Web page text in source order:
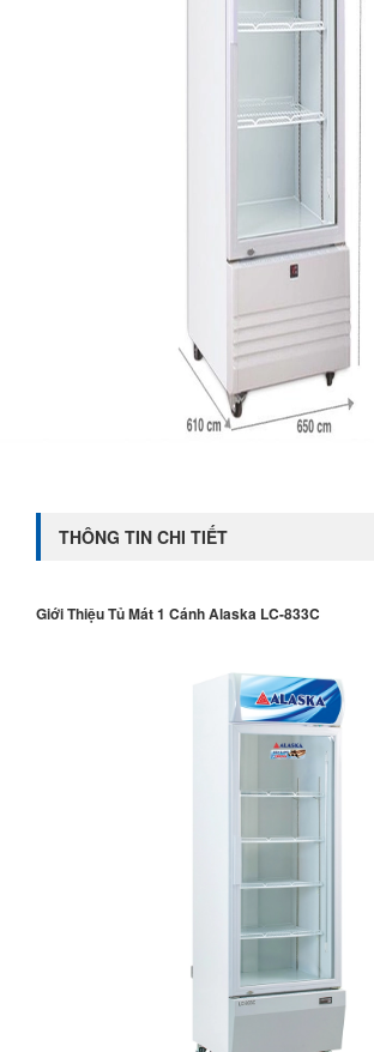
THÔNG TIN CHI TIẾT
Giới Thiệu Tủ Mát 1 Cánh Alaska LC-833C